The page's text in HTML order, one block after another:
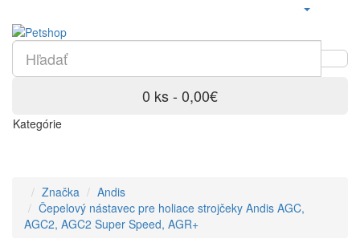
0 ks - 0,00€
Kategórie
Značka
Andis
Čepelový nástavec pre holiace strojčeky Andis AGC,
AGC2, AGC2 Super Speed, AGR+